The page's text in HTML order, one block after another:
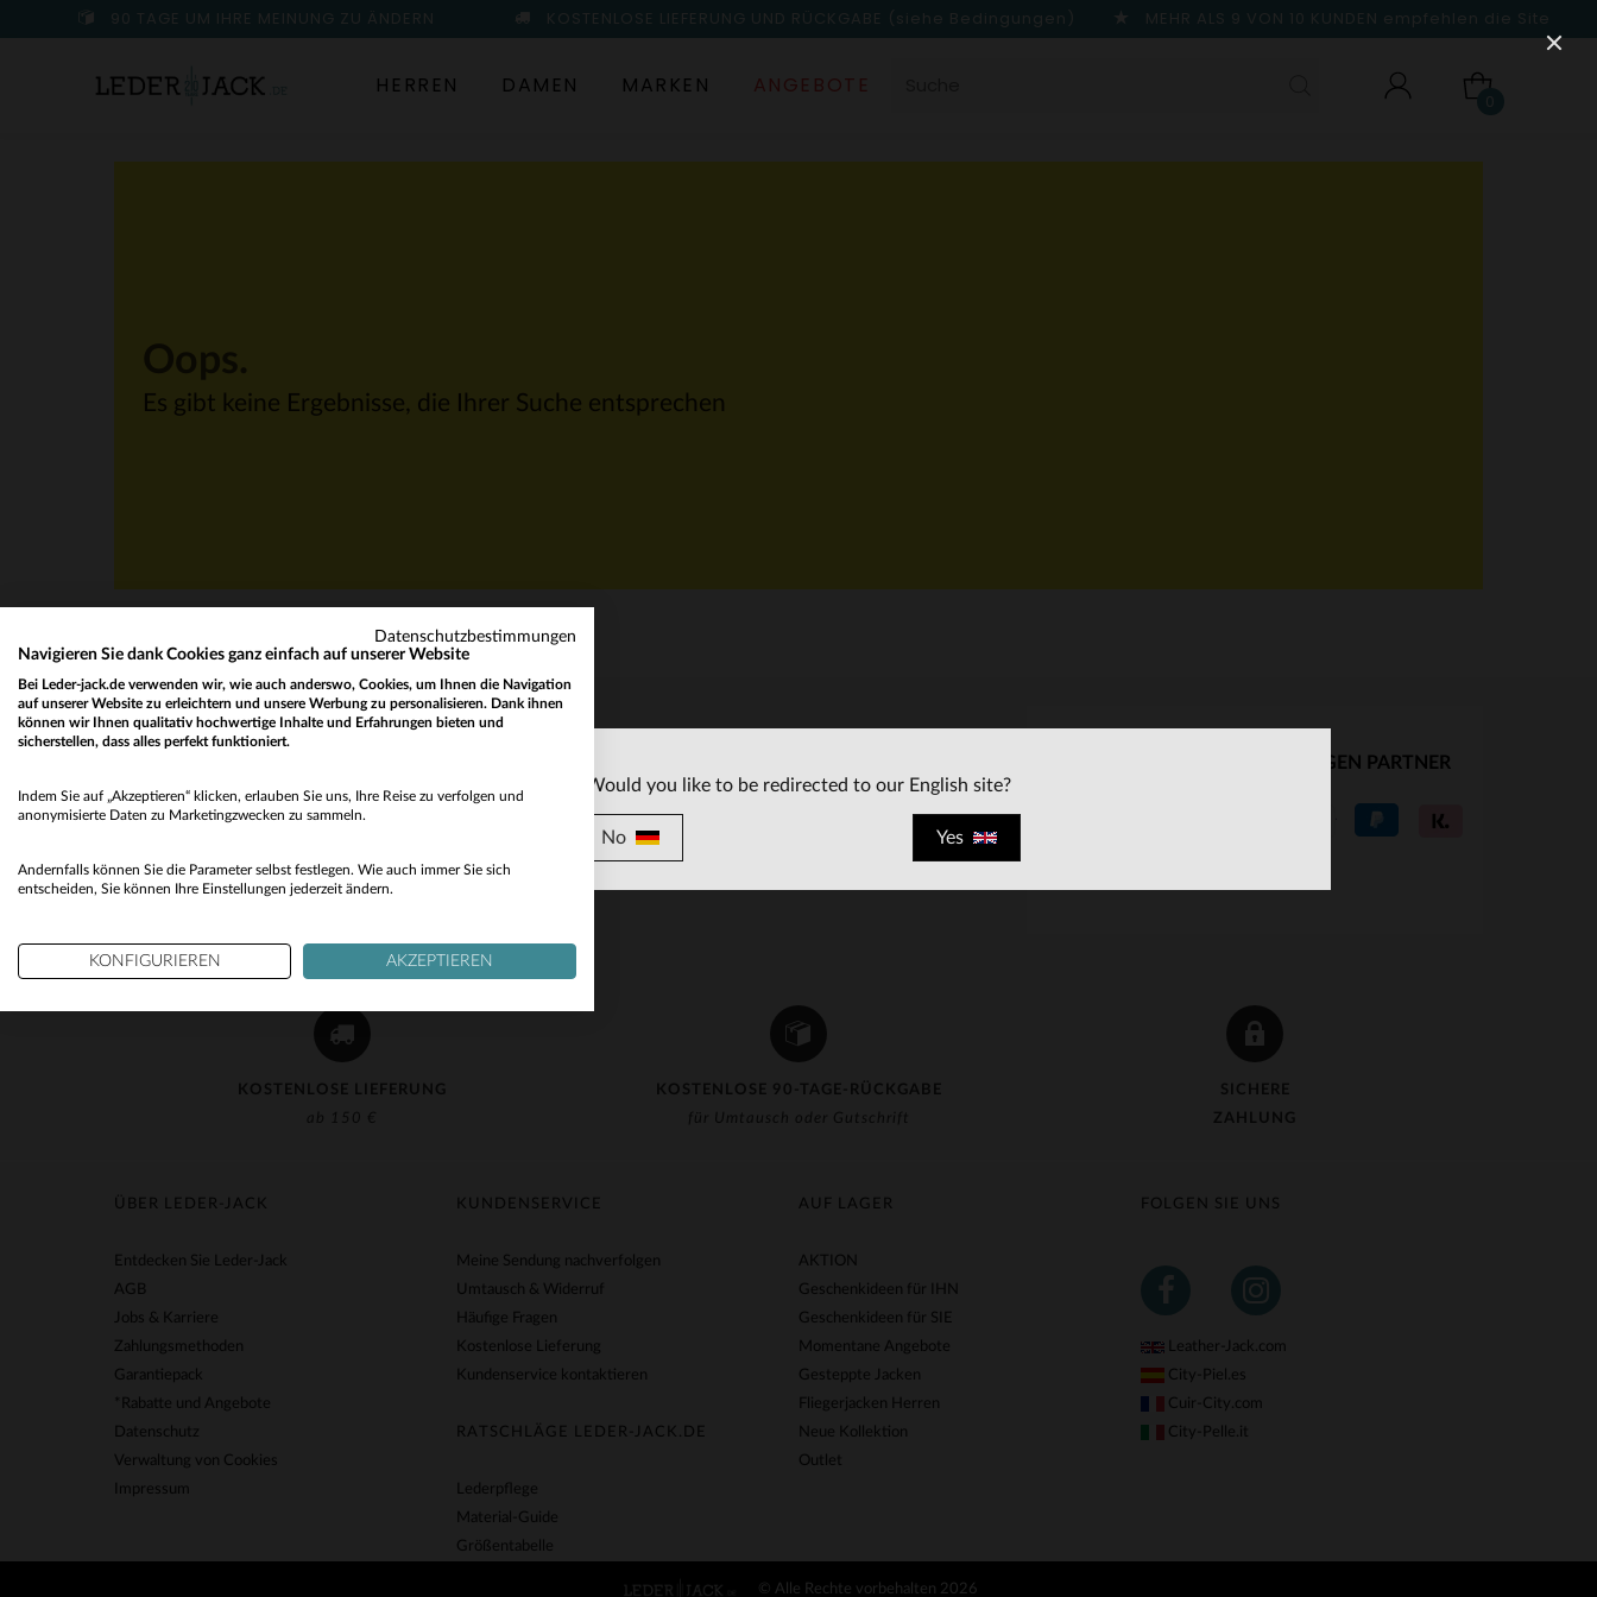
90 TAGE UM IHRE MEINUNG ZU ÄNDERN KOSTENLOSE LIEFERUNG UND RÜCKGABE (siehe Bedingungen) MEHR ALS 9 VON 10 KUNDEN empfehlen die Site
HERREN DAMEN MARKEN ANGEBOTE
0
Es gibt keine Ergebnisse, die Ihrer Suche entsprechen
KOSTENLOSE LIEFERUNG
ab 150 €
KOSTENLOSE 90-TAGE-RÜCKGABE
für Umtausch oder Gutschrift
SICHERE
ZAHLUNG
Erhalten Sie per E-Mail unsere Aktionen und guten
OK
per E-Mail
contact@leder-jack.de
UNSERE VERTRAUENSWÜRDIGEN PARTNER
FOLGEN SIE UNS
Leather-Jack.com
City-Piel.es
Cuir-City.com
City-Pelle.it
KUNDENSERVICE
Meine Sendung nachverfolgen
Umtausch & Widerruf
Häufige Fragen
Kostenlose Lieferung
Kundenservice kontaktieren
RATSCHLÄGE LEDER-JACK.DE
Lederpflege
Material-Guide
Größentabelle
AUF LAGER
AKTION
Geschenkideen für IHN
Geschenkideen für SIE
Momentane Angebote
Gesteppte Jacken
Fliegerjacken Herren
Neue Kollektion
Outlet
ÜBER LEDER-JACK
Entdecken Sie Leder-Jack
AGB
Jobs & Karriere
Zahlungsmethoden
Garantiepack
*Rabatte und Angebote
Datenschutz
Verwaltung von Cookies
Impressum
© Alle Rechte vorbehalten 2026
Would you like to be redirected to our English site?
No Yes
Datenschutzbestimmungen
Navigieren Sie dank Cookies ganz einfach auf unserer Website
Bei Leder-jack.de verwenden wir, wie auch anderswo, Cookies, um Ihnen die Navigation
auf unserer Website zu erleichtern und unsere Werbung zu personalisieren. Dank ihnen
können wir Ihnen qualitativ hochwertige Inhalte und Erfahrungen bieten und
sicherstellen, dass alles perfekt funktioniert.
Indem Sie auf „Akzeptieren“ klicken, erlauben Sie uns, Ihre Reise zu verfolgen und
anonymisierte Daten zu Marketingzwecken zu sammeln.
Andernfalls können Sie die Parameter selbst festlegen. Wie auch immer Sie sich
entscheiden, Sie können Ihre Einstellungen jederzeit ändern.
KONFIGURIEREN AKZEPTIEREN